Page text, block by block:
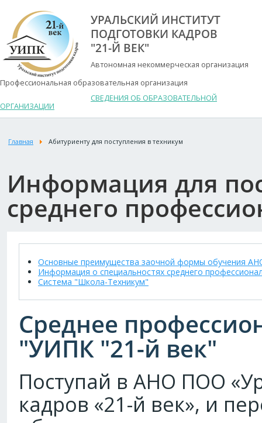
УРАЛЬСКИЙ ИНСТИТУТ
ПОДГОТОВКИ КАДРОВ
"21-Й ВЕК"
Автономная некоммерческая организация
Профессиональная образовательная организация
СВЕДЕНИЯ ОБ ОБРАЗОВАТЕЛЬНОЙ
ОРГАНИЗАЦИИ
Главная Абитуриенту для поступления в техникум
Информация для
среднего
Основные преимущества заочной формы обучения
Информация о специальностях среднего
Система "Школа-Техникум"
Среднее
"УИПК "21-й век"
Поступай в АНО ПОО
кадров «21-й век», и